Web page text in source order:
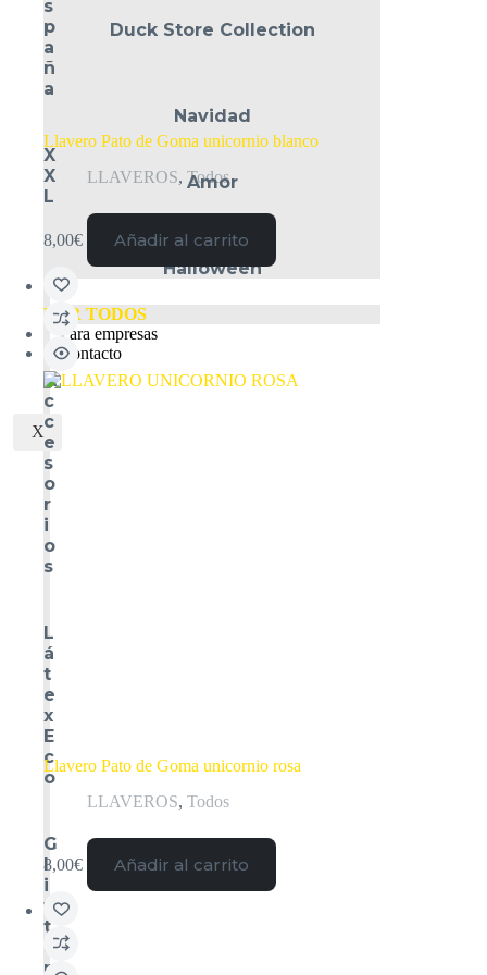
Duck Store Collection
Navidad
Amor
Halloween
VER TODOS
Para empresas
Contacto
X
s
p
a
ñ
a
X
X
L
A
c
c
e
s
o
r
i
o
s
L
á
t
e
x
E
c
o
G
l
i
t
t
e
r
Llavero Pato de Goma unicornio blanco
LLAVEROS, Todos
8,00€ Añadir al carrito
Llavero Pato de Goma unicornio rosa
LLAVEROS, Todos
8,00€ Añadir al carrito